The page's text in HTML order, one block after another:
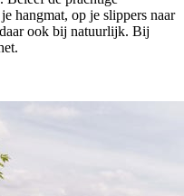
hangmat, op je slippers naar
ook bij natuurlijk. Bij